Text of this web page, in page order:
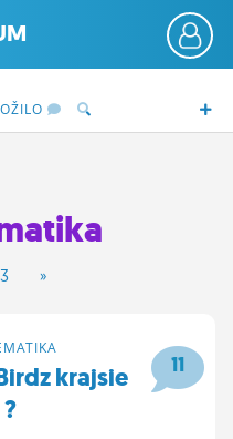
OŽILO
3 »
11
krajsie